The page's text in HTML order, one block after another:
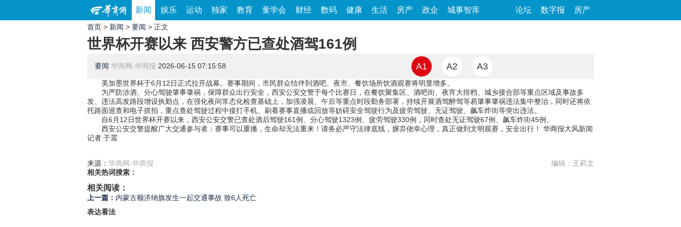
新闻 娱乐 运动 独家 教育 童学会 财经 数码 健康 生活 房产 政企 城事智库 论坛 数字报 房产
首页 > 新闻 > 要闻 > 正文
世界杯开赛以来 西安警方已查处酒驾161例
要闻 华商网-华商报 2026-06-15 07:15:58 A1 A2 A3
美加墨世界杯于6月12日正式拉开战幕。赛事期间，市民群众结伴到酒吧、夜市、餐饮场所饮酒观赛将明显增多。
为严防涉酒、分心驾驶肇事肇祸，保障群众出行安全，西安公安交警于每个比赛日，在餐饮聚集区、酒吧街、夜宵大排档、城乡接合部等重点区域及事故多
发、违法高发路段增设执勤点，在强化夜间常态化检查基础上，加强凌晨、午后等重点时段勤务部署，持续开展酒驾醉驾等易肇事肇祸违法集中整治，同时还将依
托路面巡查和电子抓拍，重点查处驾驶过程中接打手机、刷看赛事直播或回放等妨碍安全驾驶行为及疲劳驾驶、无证驾驶、飙车炸街等突出违法。
自6月12日世界杯开赛以来，西安公安交警已查处酒后驾驶161例、分心驾驶1323例、疲劳驾驶330例，同时查处无证驾驶67例、飙车炸街45例。
西安公安交警提醒广大交通参与者：赛事可以重播，生命却无法重来！请务必严守法律底线，摒弃侥幸心理，真正做到文明观赛，安全出行！ 华商报大风新闻
记者 于震
来源： 华商网-华商报
编辑：王莉文
相关热词搜索：
相关阅读：
上一篇： 内蒙古额济纳旗发生一起交通事故 致6人死亡
表达看法